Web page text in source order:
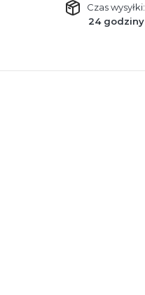
Czas wysyłki:
24 godziny